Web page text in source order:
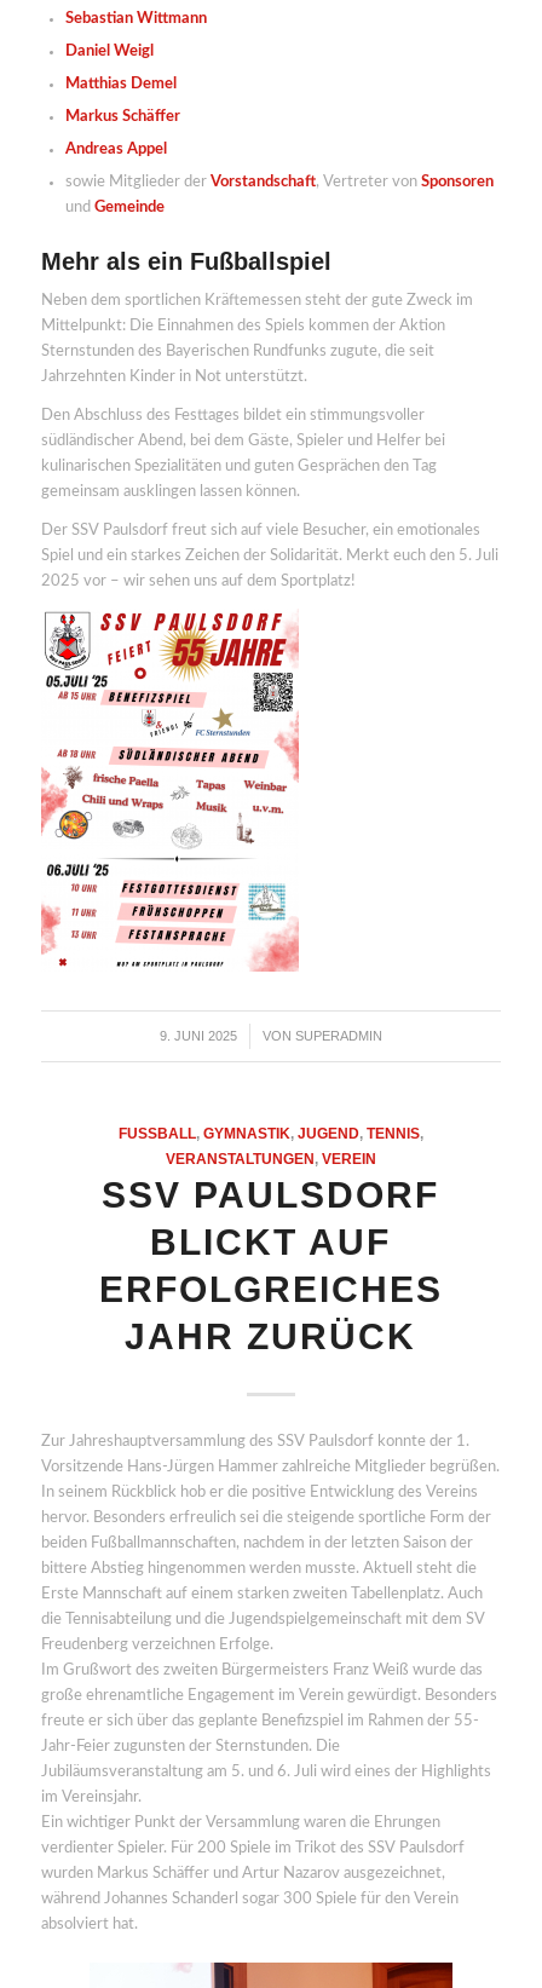
Sebastian Wittmann
Daniel Weigl
Matthias Demel
Markus Schäffer
Andreas Appel
sowie Mitglieder der Vorstandschaft, Vertreter von Sponsoren
und Gemeinde
Mehr als ein Fußballspiel
Neben dem sportlichen Kräftemessen steht der gute Zweck im
Mittelpunkt: Die Einnahmen des Spiels kommen der Aktion
Sternstunden des Bayerischen Rundfunks zugute, die seit
Jahrzehnten Kinder in Not unterstützt.
Den Abschluss des Festtages bildet ein stimmungsvoller
südländischer Abend, bei dem Gäste, Spieler und Helfer bei
kulinarischen Spezialitäten und guten Gesprächen den Tag
gemeinsam ausklingen lassen können.
Der SSV Paulsdorf freut sich auf viele Besucher, ein emotionales
Spiel und ein starkes Zeichen der Solidarität. Merkt euch den 5. Juli
2025 vor – wir sehen uns auf dem Sportplatz!
9. JUNI 2025
/ VON SUPERADMIN
FUSSBALL GYMNASTIK JUGEND, TENNIS,
VERANSTALTUNGEN VEREIN
SSV PAULSDORF
BLICKT AUF
ERFOLGREICHES
JAHR ZURÜCK
Zur Jahreshauptversammlung des SSV Paulsdorf konnte der 1.
Vorsitzende Hans-Jürgen Hammer zahlreiche Mitglieder begrüßen.
In seinem Rückblick hob er die positive Entwicklung des Vereins
hervor. Besonders erfreulich sei die steigende sportliche Form der
beiden Fußballmannschaften, nachdem in der letzten Saison der
bittere Abstieg hingenommen werden musste. Aktuell steht die
Erste Mannschaft auf einem starken zweiten Tabellenplatz. Auch
die Tennisabteilung und die Jugendspielgemeinschaft mit dem SV
Freudenberg verzeichnen Erfolge.
Im Grußwort des zweiten Bürgermeisters Franz Weiß wurde das
große ehrenamtliche Engagement im Verein gewürdigt. Besonders
freute er sich über das geplante Benefizspiel im Rahmen der 55-
Jahr-Feier zugunsten der Sternstunden. Die
Jubiläumsveranstaltung am 5. und 6. Juli wird eines der Highlights
im Vereinsjahr.
Ein wichtiger Punkt der Versammlung waren die Ehrungen
verdienter Spieler. Für 200 Spiele im Trikot des SSV Paulsdorf
wurden Markus Schäffer und Artur Nazarov ausgezeichnet,
während Johannes Schanderl sogar 300 Spiele für den Verein
absolviert hat.